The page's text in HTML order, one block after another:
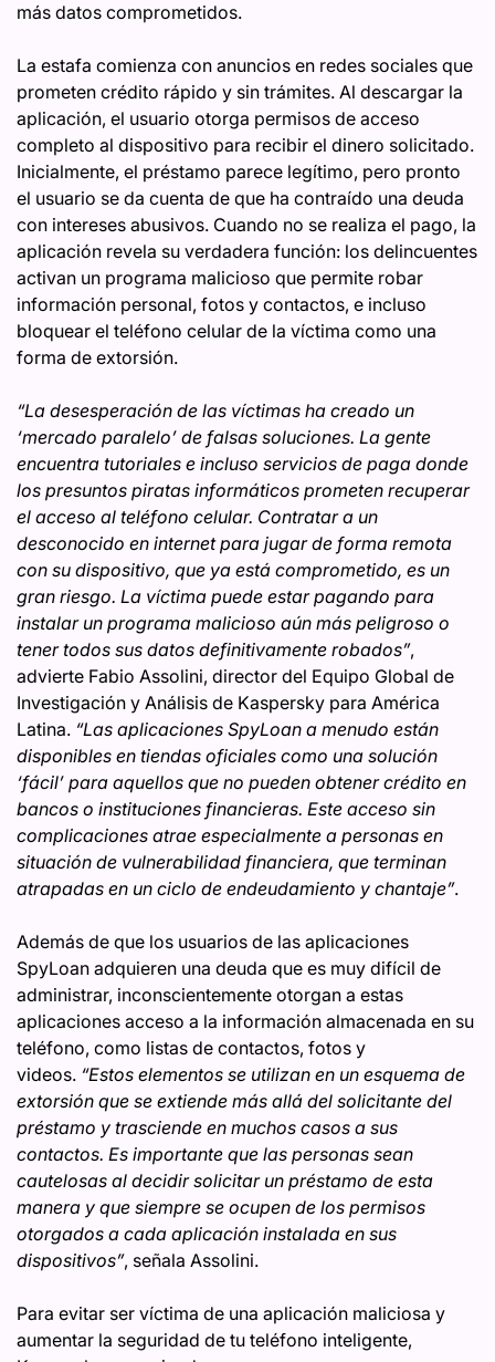
más datos comprometidos.
La estafa comienza con anuncios en redes sociales que
prometen crédito rápido y sin trámites. Al descargar la
aplicación, el usuario otorga permisos de acceso
completo al dispositivo para recibir el dinero solicitado.
Inicialmente, el préstamo parece legítimo, pero pronto
el usuario se da cuenta de que ha contraído una deuda
con intereses abusivos. Cuando no se realiza el pago, la
aplicación revela su verdadera función: los delincuentes
activan un programa malicioso que permite robar
información personal, fotos y contactos, e incluso
bloquear el teléfono celular de la víctima como una
forma de extorsión.
“La desesperación de las víctimas ha creado un
‘mercado paralelo’ de falsas soluciones. La gente
encuentra tutoriales e incluso servicios de paga donde
los presuntos piratas informáticos prometen recuperar
el acceso al teléfono celular. Contratar a un
desconocido en internet para jugar de forma remota
con su dispositivo, que ya está comprometido, es un
gran riesgo. La víctima puede estar pagando para
instalar un programa malicioso aún más peligroso o
tener todos sus datos definitivamente robados”,
advierte Fabio Assolini, director del Equipo Global de
Investigación y Análisis de Kaspersky para América
Latina. “Las aplicaciones SpyLoan a menudo están
disponibles en tiendas oficiales como una solución
‘fácil’ para aquellos que no pueden obtener crédito en
bancos o instituciones financieras. Este acceso sin
complicaciones atrae especialmente a personas en
situación de vulnerabilidad financiera, que terminan
atrapadas en un ciclo de endeudamiento y chantaje”.
Además de que los usuarios de las aplicaciones
SpyLoan adquieren una deuda que es muy difícil de
administrar, inconscientemente otorgan a estas
aplicaciones acceso a la información almacenada en su
teléfono, como listas de contactos, fotos y
videos. “Estos elementos se utilizan en un esquema de
extorsión que se extiende más allá del solicitante del
préstamo y trasciende en muchos casos a sus
contactos. Es importante que las personas sean
cautelosas al decidir solicitar un préstamo de esta
manera y que siempre se ocupen de los permisos
otorgados a cada aplicación instalada en sus
dispositivos”, señala Assolini.
Para evitar ser víctima de una aplicación maliciosa y
aumentar la seguridad de tu teléfono inteligente,